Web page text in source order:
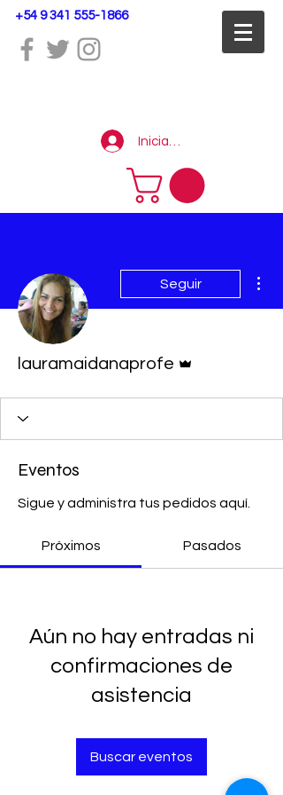
+54 9 341 555-1866
Iniciar sesión
Seguir
lauramaidanaprofe
Eventos
Sigue y administra tus pedidos aquí.
Próximos Pasados
Aún no hay entradas ni
confirmaciones de
asistencia
Buscar eventos